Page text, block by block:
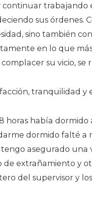
continuar trabajando
sus órdenes.
sino también
en lo que
su vicio, se
tranquilidad y
horas había dormido
dormido falté a
asegurado una
de extrañamiento y
del supervisor y